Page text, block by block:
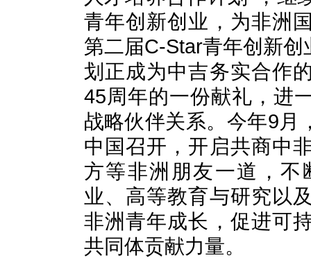
青年创新创业，为非洲
第二届C-Star青年创新
划正成为中吉务实合作
45周年的一份献礼，进
战略伙伴关系。今年9月
中国召开，开启共商中
方等非洲朋友一道，
业、高等教育与研究以
非洲青年成长，促进可
共同体贡献力量。